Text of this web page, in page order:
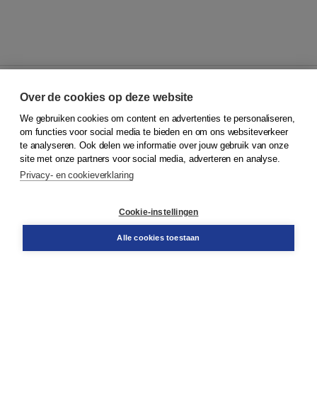
© 2026Koninklijke Boom uitgevers
Klantenservice
Service & informatie
Contact
Over de cookies op deze website
We gebruiken cookies om content en advertenties te personaliseren,
om functies voor social media te bieden en om ons websiteverkeer
te analyseren. Ook delen we informatie over jouw gebruik van onze
site met onze partners voor social media, adverteren en analyse.
Privacy- en cookieverklaring
Cookie-instellingen
Alle cookies toestaan